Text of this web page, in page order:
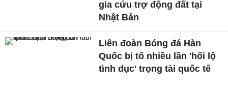
gia cứu trợ động đất tại
Nhật Bản
Liên đoàn Bóng đá Hàn
Quốc bị tố nhiều lần 'hối lộ
tình dục' trọng tài quốc tế